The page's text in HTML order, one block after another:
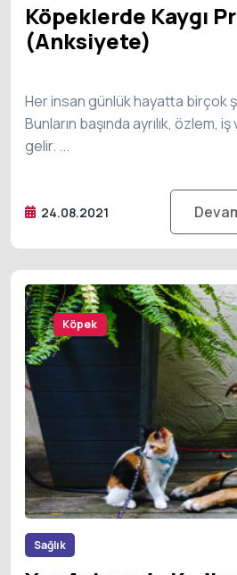
Köpeklerde Kaygı
(Anksiyete)
Her insan günlük hayatta birçok
Bunların başında ayrılık, özlem,
gelir. ...
24.08.2021
Kedi
Köpek
Sağlık